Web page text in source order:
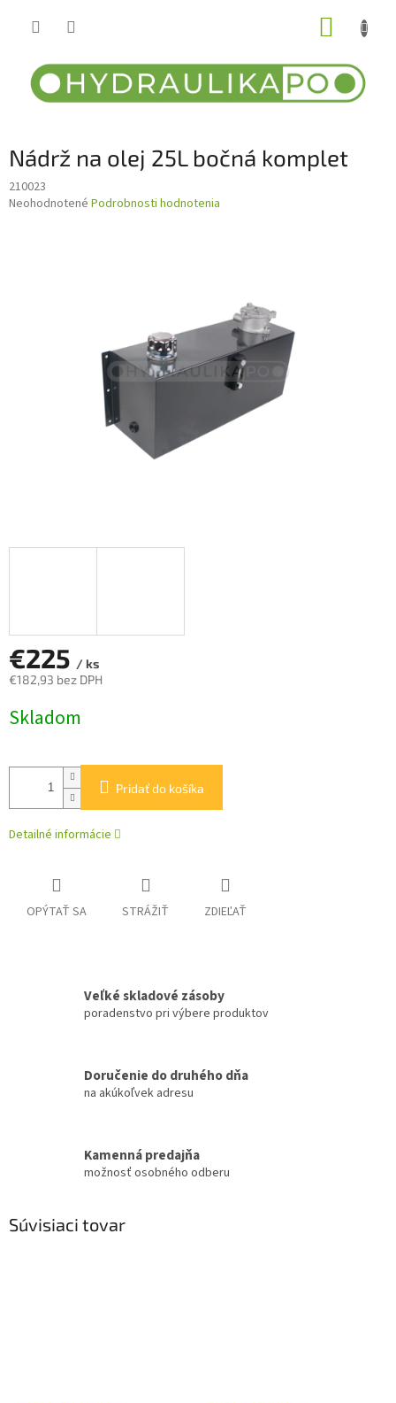
Nádrž na olej 25L bočná komplet
210023
Priemerné
Neohodnotené Podrobnosti hodnotenia
€225 / ks
€182,93 bez DPH
cena:
Skladom
Pridať do košíka
Detailné informácie
OPÝTAŤ SA STRÁŽIŤ ZDIEĽAŤ
Veľké skladové zásoby
poradenstvo pri výbere produktov
Doručenie do druhého dňa
na akúkoľvek adresu
Kamenná predajňa
možnosť osobného odberu
Súvisiaci tovar